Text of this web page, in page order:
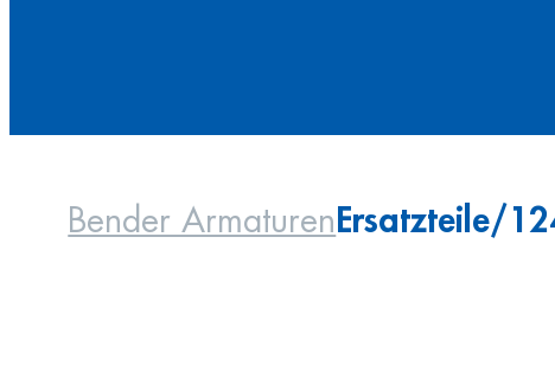
Bender ArmaturenErsatzteile/